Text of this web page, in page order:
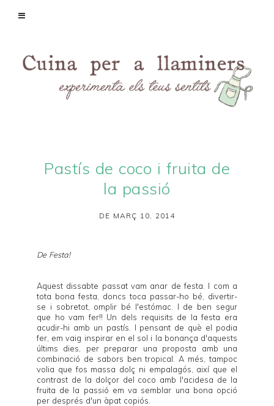
Pastís de coco i fruita de
la passió
DE MARÇ 10, 2014
De Festa!
Aquest dissabte passat vam anar de festa. I com a
tota bona festa, doncs toca passar-ho bé, divertir-
se i sobretot, omplir bé l'estómac. I de ben segur
que ho vam fer!! Un dels requisits de la festa era
acudir-hi amb un pastís. I pensant de què el podia
fer, em vaig inspirar en el sol i la bonança d'aquests
últims dies, per preparar una proposta amb una
combinació de sabors ben tropical. A més, tampoc
volia que fos massa dolç ni empalagós, així que el
contrast de la dolçor del coco amb l'acidesa de la
fruita de la passió em va semblar una bona opció
per després d'un àpat copiós.